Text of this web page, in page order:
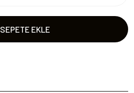
SEPETE EKLE